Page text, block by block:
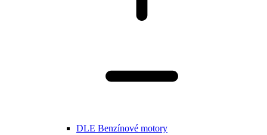
DLE Benzínové motory